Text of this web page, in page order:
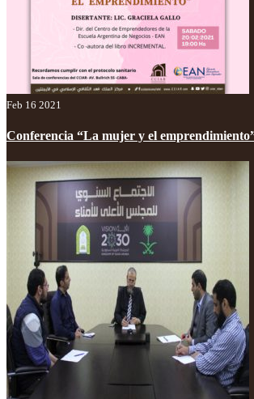
Feb 16 2021
Conferencia “La mujer y el